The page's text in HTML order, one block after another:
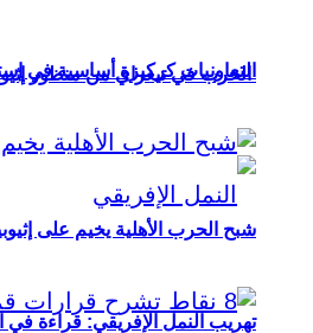
الحرب في تيغراي من منظور
تهريب النمل الإفريقي: قراءة
التعاونيات كركيزة أساسية في
شبح الحرب الأهلية يخيم على